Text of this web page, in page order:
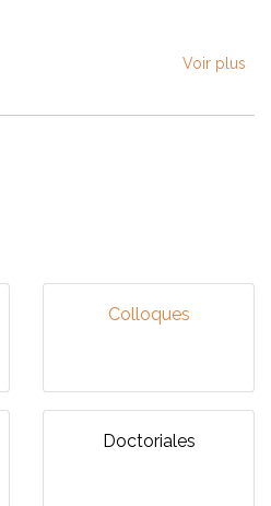
Voir plus
Colloques
Doctoriales